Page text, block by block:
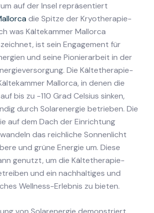
auf der Insel repräsentiert
die Spitze der Kryotherapie-
was Kältekammer Mallorca
ist sein Engagement für
und seine Pionierarbeit in der
Die Kältetherapie-
Mallorca, in denen die
bis zu -110 Grad Celsius sinken,
durch Solarenergie betrieben. Die
auf dem Dach der Einrichtung
das reichliche Sonnenlicht
und grüne Energie um. Diese
genutzt, um die Kältetherapie-
und ein nachhaltiges und
Wellness-Erlebnis zu bieten.